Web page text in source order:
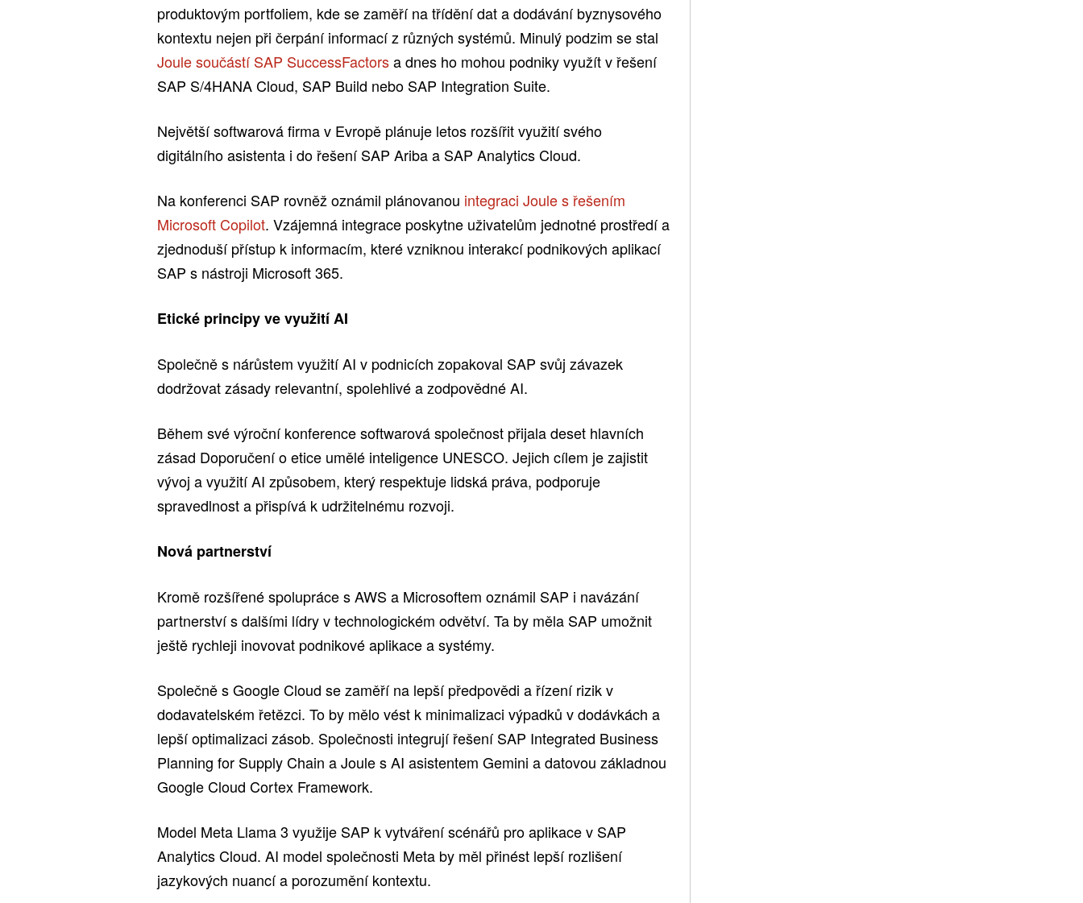
produktovým portfoliem, kde se zaměří na třídění dat a dodávání byznysového
kontextu nejen při čerpání informací z různých systémů. Minulý podzim se stal
Joule součástí SAP SuccessFactorsa dnes ho mohou podniky využít v řešení
SAP S/4HANA Cloud, SAP Build nebo SAP Integration Suite.
Největší softwarová firma v Evropě plánuje letos rozšířit využití svého
digitálního asistenta i do řešení SAP Ariba a SAP Analytics Cloud.
Na konferenci SAP rovněž oznámil plánovanou integraci Joule s řešením
Microsoft Copilot. Vzájemná integrace poskytne uživatelům jednotné prostředí a
zjednoduší přístup k informacím, které vzniknou interakcí podnikových aplikací
SAP s nástroji Microsoft 365.
Etické principy ve využití AI
Společně s nárůstem využití AI v podnicích zopakoval SAP svůj závazek
dodržovat zásady relevantní, spolehlivé a zodpovědné AI.
Během své výroční konference softwarová společnost přijala deset hlavních
zásad Doporučení o etice umělé inteligence UNESCO. Jejich cílem je zajistit
vývoj a využití AI způsobem, který respektuje lidská práva, podporuje
spravedlnost a přispívá k udržitelnému rozvoji.
Nová partnerství
Kromě rozšířené spolupráce s AWS a Microsoftem oznámil SAP i navázání
partnerství s dalšími lídry v technologickém odvětví. Ta by měla SAP umožnit
ještě rychleji inovovat podnikové aplikace a systémy.
Společně s Google Cloud se zaměří na lepší předpovědi a řízení rizik v
dodavatelském řetězci. To by mělo vést k minimalizaci výpadků v dodávkách a
lepší optimalizaci zásob. Společnosti integrují řešení SAP Integrated Business
Planning for Supply Chain a Joule s AI asistentem Gemini a datovou základnou
Google Cloud Cortex Framework.
Model Meta Llama 3 využije SAP k vytváření scénářů pro aplikace v SAP
Analytics Cloud. AI model společnosti Meta by měl přinést lepší rozlišení
jazykových nuancí a porozumění kontextu.